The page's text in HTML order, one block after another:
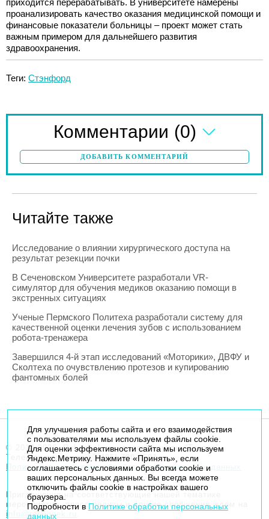
приходится перерабатывать. В университете намерены
проанализировать качество оказания медицинской помощи и
финансовые показатели больницы – проект может стать
важным примером для дальнейшего развития
здравоохранения.
Теги: Стэнфорд
Комментарии (0)
ДОБАВИТЬ КОММЕНТАРИЙ
Читайте также
Исследование о влиянии хирургического доступа на
результат резекции почки
В Сеченовском Университете разработали VR-
симулятор для обучения медиков оказанию помощи в
экстренных ситуациях
Ученые Пермского Политеха разработали систему для
качественной оценки лечения зубов с использованием
робота-тренажера
Завершился 4-й этап исследований «Моторики», ДВФУ и
Сколтеха по очувствлению протезов и купированию
фантомных болей
© 2014-2026. Robogeek.ru - проект группы “Текарт”.
Телефон редакции+7(495) 790-7591
Политика в отношении обработки персональных данных
Приглашения на соответствующие нашей тематике
мероприятия, пресс-релизы и другие сообщения ждем на
info@robogeek.ru
Для улучшения работы сайта и его взаимодействия
с пользователями мы используем файлы cookie.
Для оценки эффективности сайта мы используем
Яндекс.Метрику. Нажмите «Принять», если
соглашаетесь с условиями обработки cookie и
ваших персональных данных. Вы всегда можете
отключить файлы cookie в настройках вашего
браузера.
Подробности в Политике обработки персональных
данных